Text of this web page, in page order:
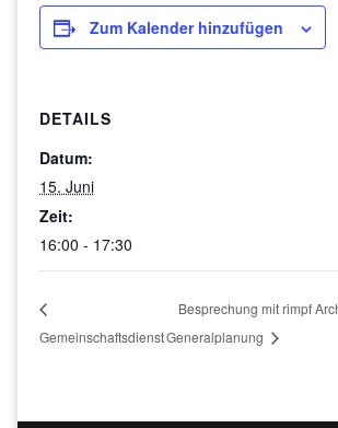
Zum Kalender hinzufügen
DETAILS
Datum:
15. Juni
Zeit:
16:00 - 17:30
Gemeinschaftsdienst
Besprechung mit rimpf
Generalplanung